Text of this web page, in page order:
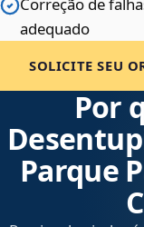
Correção de
adequado
SOLICITE SEU
Por
Parque